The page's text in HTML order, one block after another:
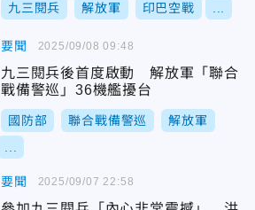
九三閱兵 解放軍 印巴空戰
要聞
九三閱兵後首度啟動 解放軍「聯合
戰備警巡」36機艦擾台
國防部 聯合戰備警巡 解放軍
2025/09/08 09:48
要聞 2025/09/07 22:58